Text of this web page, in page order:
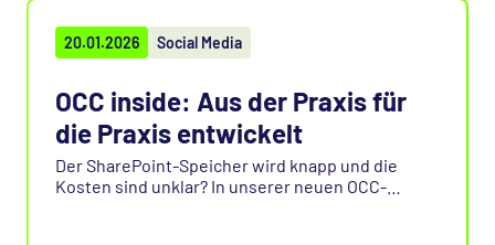
höchsten Ansprüchen gerecht wird.
20.01.2026 Social Media
OCC inside: Aus der Praxis für
die Praxis entwickelt
Der SharePoint-Speicher wird knapp und die
Kosten sind unklar? In unserer neuen OCC-